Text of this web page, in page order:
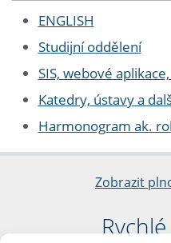
ENGLISH
Studijní oddělení
SIS, webové
Katedry, ústavy a
Harmonogram ak.
Zobrazit